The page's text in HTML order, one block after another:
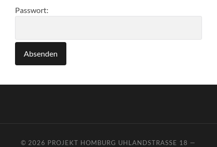
Passwort:
© 2026 PROJEKT HOMBURG UHLANDSTRASSE 18 —